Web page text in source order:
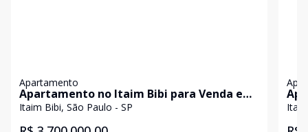
Apartamento
Apartamento no Itaim Bibi para Venda e
Aluguel com 176 m².
Itaim Bibi, São Paulo - SP